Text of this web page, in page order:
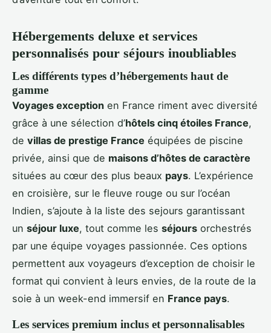
Hébergements deluxe et services
personnalisés pour séjours inoubliables
Les différents types d’hébergements haut de
gamme
Voyages exception en France riment avec diversité
grâce à une sélection d’hôtels cinq étoiles France,
de villas de prestige France équipées de piscine
privée, ainsi que de maisons d’hôtes de caractère
situées au cœur des plus beaux pays. L’expérience
en croisière, sur le fleuve rouge ou sur l’océan
Indien, s’ajoute à la liste des sejours garantissant
un séjour luxe, tout comme les séjours orchestrés
par une équipe voyages passionnée. Ces options
permettent aux voyageurs d’exception de choisir le
format qui convient à leurs envies, de la route de la
soie à un week-end immersif en France pays.
Les services premium inclus et personnalisables